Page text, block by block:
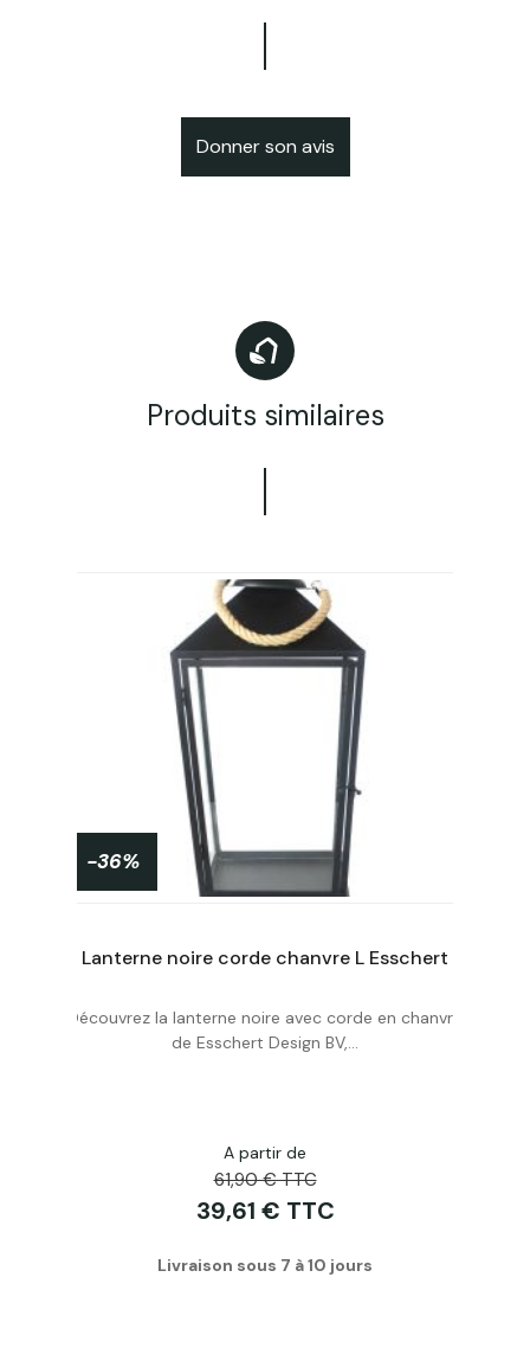
Donner son avis
Produits similaires
Acheter
-36%
Lanterne noire corde chanvre L Esschert
Découvrez la lanterne noire avec corde en chanvre
de Esschert Design BV,...
A partir de
61,90 € TTC
39,61 € TTC
Livraison sous 7 à 10 jours